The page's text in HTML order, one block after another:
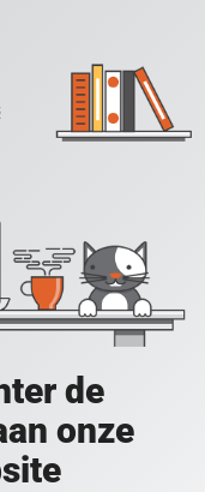
de
onze